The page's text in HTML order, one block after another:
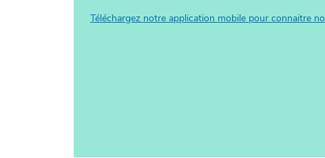
Téléchargez notre application mobile pour connaitre